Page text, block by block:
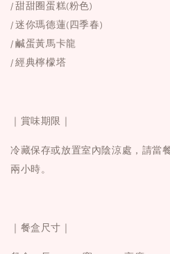
/ 甜甜圈蛋糕(粉色)
/ 迷你瑪德蓮(四季春)
/ 鹹蛋黃馬卡龍
/ 經典檸檬塔
｜賞味期限｜
冷藏保存或放置室內陰涼處，請當
兩小時。
｜餐盒尺寸｜